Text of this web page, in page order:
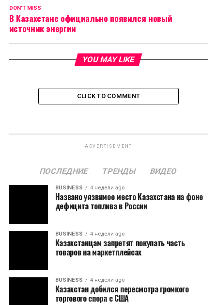
DON'T MISS
В Казахстане официально появился новый
источник энергии
YOU MAY LIKE
CLICK TO COMMENT
ADVERTISEMENT
ПОСЛЕДНИЕ ТРЕНДЫ ВИДЕО
BUSINESS 4 недели ago
Названо уязвимое место Казахстана на фоне
дефицита топлива в России
BUSINESS 4 недели ago
Казахстанцам запретят покупать часть
товаров на маркетплейсах
BUSINESS 4 недели ago
Казахстан добился пересмотра громкого
торгового спора с США